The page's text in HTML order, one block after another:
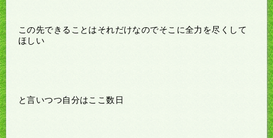
この先できることはそれだけなのでそこに全力を尽くして
ほしい
と言いつつ自分はここ数日